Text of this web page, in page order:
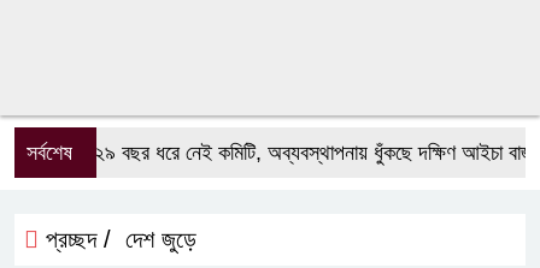
সর্বশেষ২৯ বছর ধরে নেই কমিটি, অব্যবস্থাপনায় ধুঁকছে দক্ষিণ আইচা বাজার
প্রচ্ছদ / দেশ জুড়ে